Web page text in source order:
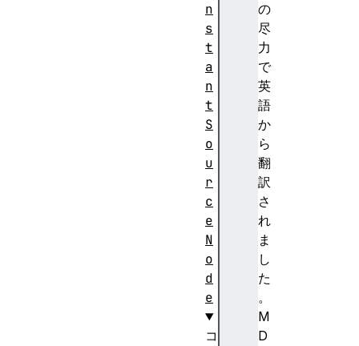
の
尽
力
で
英
語
か
ら
翻
訳
さ
れ
ま
し
た
。
M
D
n
s
t
a
n
t
S
o
u
r
c
e
N
o
d
e
コ